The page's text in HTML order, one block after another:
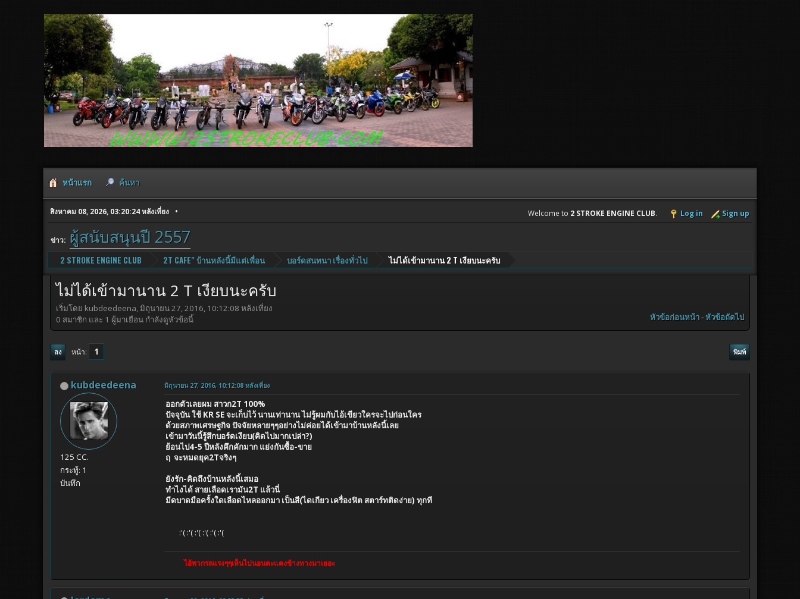
หน้าแรก ค้นหา
สิงหาคม 08, 2026, 03:20:24 หลังเที่ยง Welcome to 2 STROKE ENGINE CLUB. Log in Sign up
ข่าว: ผู้สนับสนุนปี 2557
2 STROKE ENGINE CLUB 2T CAFE" บ้านหลังนี้มีแต่เพื่อน บอร์ดสนทนา เรื่องทั่วไป ไม่ได้เข้ามานาน 2 T เงียบนะครับ
ไม่ได้เข้ามานาน 2 T เงียบนะครับ
เริ่มโดย kubdeedeena, มิถุนายน 27, 2016, 10:12:08 หลังเที่ยง
หัวข้อก่อนหน้า-หัวข้อถัดไป
0 สมาชิก และ 1 ผู้มาเยือน กำลังดูหัวข้อนี้
พิมพ์
ลง หน้า 1
kubdeedeena
125 CC.
กระทู้: 1
บันทึก
มิถุนายน 27, 2016, 10:12:08 หลังเที่ยง
ออกตัวเลยผม สาวก2T 100%
ปัจจุบัน ใช้ KR SE จะเก็บไว้ นานเท่านาน ไม่รู้ผมกับไอ้เขียวใครจะไปก่อนใคร
ด้วยสภาพเศรษฐกิจ ปัจจัยหลายๆๆอย่างไม่ค่อยได้เข้ามาบ้านหลังนี้เลย
เข้ามาวันนี้รู้สึกบอร์ดเงียบ(คิดไปมากเปล่า?)
ย้อนไป4-5 ปีหลังคึกคักมาก แย่งกันซื้อ-ขาย
ฤ จะหมดยุค2Tจริงๆ
ยังรัก-คิดถึงบ้านหลังนี้เสมอ
ทำไงได้ สายเลือดเรามัน2T แล้วนี่
มีดบาดมือครั้งใดเลือดไหลออกมา เป็นสี(ไดเกียว เครื่องฟิต สตาร์ทติดง่าย) ทุกที
:'( :'( :'( :'( :'( :'(
ไอ้พวกรถแรงๆๆเห็นไปนอนตะแคงข้างทางมาเยอะ